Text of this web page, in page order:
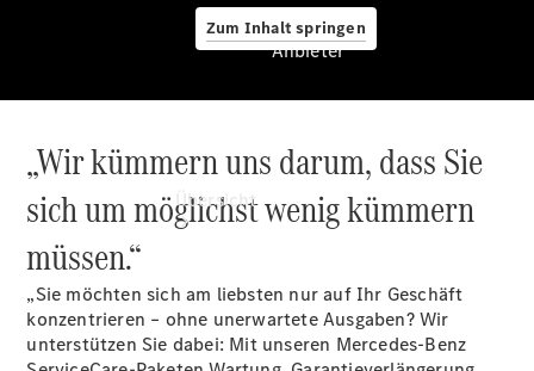
Zum Inhalt springen
Anbieter
Übersicht
Anbieter
„Wir kümmern uns darum, dass Sie
sich um möglichst wenig kümmern
müssen.“
„Sie möchten sich am liebsten nur auf Ihr Geschäft
konzentrieren – ohne unerwartete Ausgaben? Wir
unterstützen Sie dabei: Mit unseren Mercedes-Benz